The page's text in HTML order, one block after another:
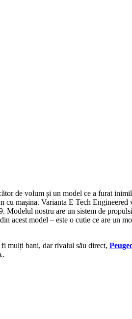
de volum și un model ce a furat
mașina. Varianta E Tech
Modelul nostru are un sistem de
acest model – este o cutie ce are un
mulți bani, dar rivalul său direct,